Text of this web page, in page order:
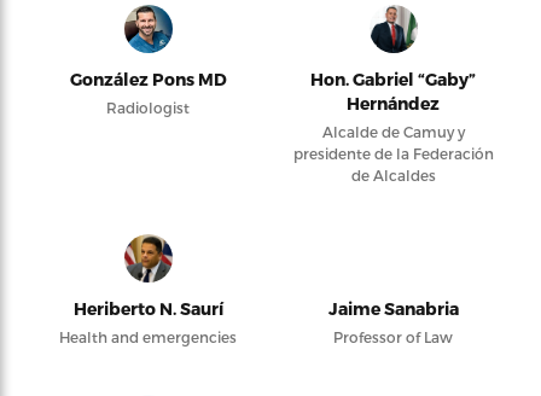
González Pons MD
Radiologist
Hon. Gabriel “Gaby”
Hernández
Alcalde de Camuy y
presidente de la Federación
de Alcaldes
Heriberto N. Saurí
Health and emergencies
Jaime Sanabria
Professor of Law